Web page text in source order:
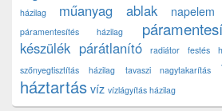
házilag
műanyag ablak napelem
páramentesítés házilag
készülék párátlanító radiátor festés
szőnyegtisztítás házilag tavaszi nagytakarítás
háztartás víz vízlágyítás házilag